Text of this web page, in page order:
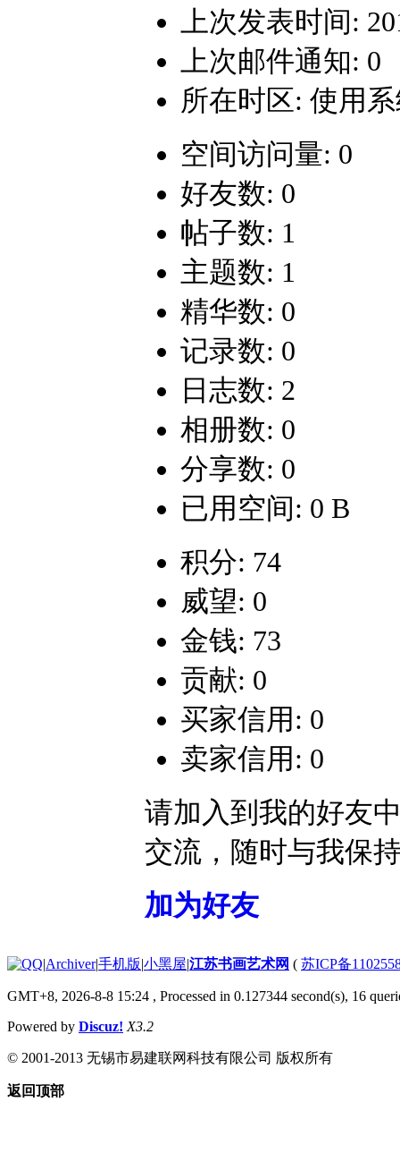
上次发表时间:
上次邮件通知: 0
所在时区: 使用
空间访问量: 0
好友数: 0
帖子数: 1
主题数: 1
精华数: 0
记录数: 0
日志数: 2
相册数: 0
分享数: 0
已用空间: 0 B
积分: 74
威望: 0
金钱: 73
贡献: 0
买家信用: 0
卖家信用: 0
请加入到我的好友
交流，随时与我保
加为好友
|Archiver|手机版|小黑屋|江苏书画艺术网 ( 苏ICP备
GMT+8, 2026-8-8 15:24 , Processed in 0.127344 second(s), 16
Powered by Discuz! X3.2
© 2001-2013 无锡市易建联网科技有限公司 版权所有
返回顶部